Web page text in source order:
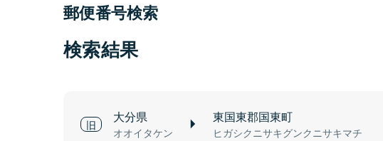
郵便番号検索
検索結果
大分県
オオイタケン
東国東郡国東町
ヒガシクニサキグンクニサキマチ